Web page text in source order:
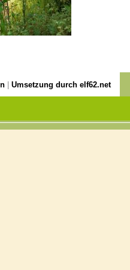
Umsetzung durch elf62.net